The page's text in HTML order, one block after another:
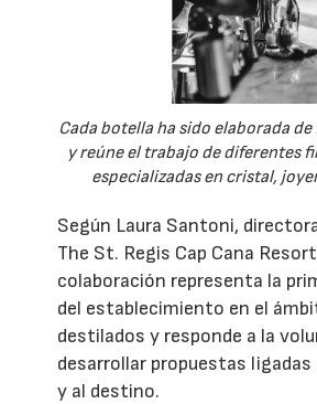
Cada botella ha sido elaborada
y reúne el trabajo de diferentes
especializadas en cristal,
Según Laura Santoni,
The St. Regis Cap Cana
colaboración representa la
del establecimiento en el
destilados y responde a la
desarrollar propuestas ligadas
y al destino.